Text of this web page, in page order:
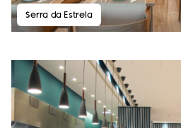
Serra da Estrela